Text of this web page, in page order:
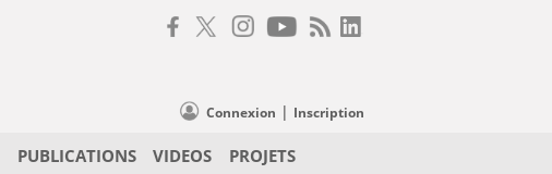
Connexion | Inscription
PUBLICATIONS VIDEOS PROJETS